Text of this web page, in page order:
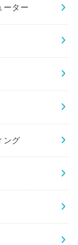
ーター
ング